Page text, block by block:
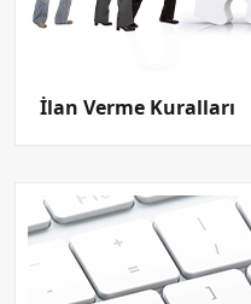
İlan Verme Kuralları